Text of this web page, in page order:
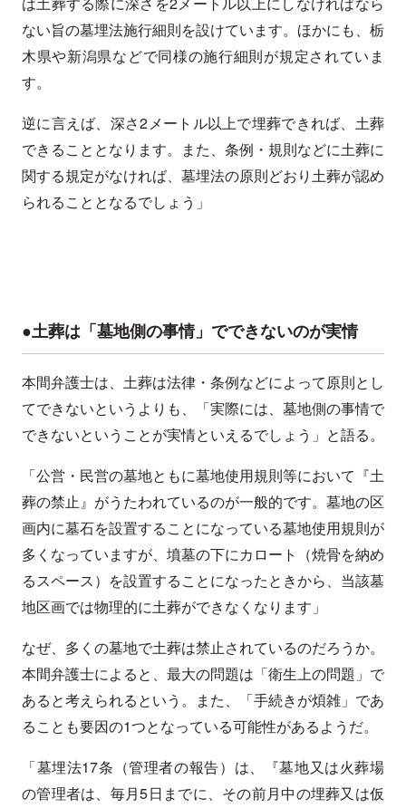
ない旨の墓埋法施行細則を設けています。ほかにも、栃
木県や新潟県などで同様の施行細則が規定されていま
す。
逆に言えば、深さ2メートル以上で埋葬できれば、土葬
できることとなります。また、条例・規則などに土葬に
関する規定がなければ、墓埋法の原則どおり土葬が認め
られることとなるでしょう」
●土葬は「墓地側の事情」でできないのが実情
本間弁護士は、土葬は法律・条例などによって原則とし
てできないというよりも、「実際には、墓地側の事情で
できないということが実情といえるでしょう」と語る。
「公営・民営の墓地ともに墓地使用規則等において『土
葬の禁止』がうたわれているのが一般的です。墓地の区
画内に墓石を設置することになっている墓地使用規則が
多くなっていますが、墳墓の下にカロート（焼骨を納め
るスペース）を設置することになったときから、当該墓
地区画では物理的に土葬ができなくなります」
なぜ、多くの墓地で土葬は禁止されているのだろうか。
本間弁護士によると、最大の問題は「衛生上の問題」で
あると考えられるという。また、「手続きが煩雑」であ
ることも要因の1つとなっている可能性があるようだ。
「墓埋法17条（管理者の報告）は、『墓地又は火葬場
の管理者は、毎月5日までに、その前月中の埋葬又は仮